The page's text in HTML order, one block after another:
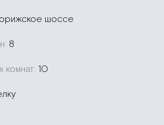
шоссе
8
комнат: 10